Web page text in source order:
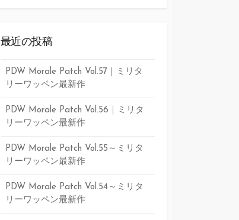
最近の投稿
PDW Morale Patch Vol.57｜ミリタ
リーワッペン最新作
PDW Morale Patch Vol.56｜ミリタ
リーワッペン最新作
PDW Morale Patch Vol.55～ミリタ
リーワッペン最新作
PDW Morale Patch Vol.54～ミリタ
リーワッペン最新作